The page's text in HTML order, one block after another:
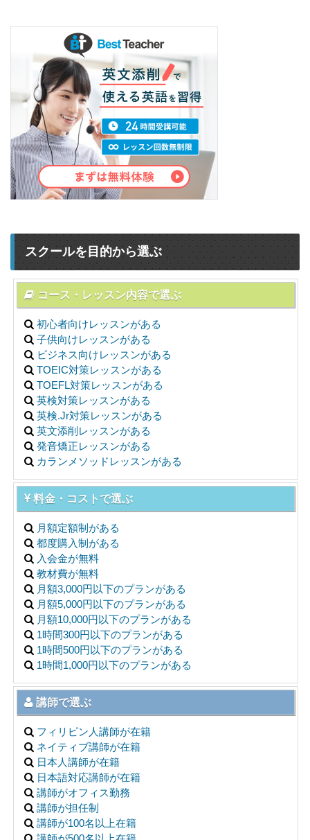
スクールを目的から選ぶ
コース・レッスン内容で選ぶ
初心者向けレッスンがある
子供向けレッスンがある
ビジネス向けレッスンがある
TOEIC対策レッスンがある
TOEFL対策レッスンがある
英検対策レッスンがある
英検.Jr対策レッスンがある
英文添削レッスンがある
発音矯正レッスンがある
カランメソッドレッスンがある
料金・コストで選ぶ
月額定額制がある
都度購入制がある
入会金が無料
教材費が無料
月額3,000円以下のプランがある
月額5,000円以下のプランがある
月額10,000円以下のプランがある
1時間300円以下のプランがある
1時間500円以下のプランがある
1時間1,000円以下のプランがある
講師で選ぶ
フィリピン人講師が在籍
ネイティブ講師が在籍
日本人講師が在籍
日本語対応講師が在籍
講師がオフィス勤務
講師が担任制
講師が100名以上在籍